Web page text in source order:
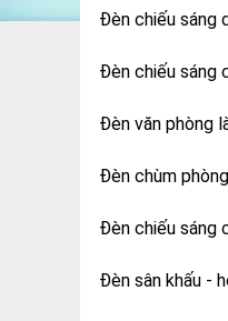
Đèn chiếu sáng
Đèn chiếu sáng
Đèn văn phòng
Đèn chùm
Đèn chiếu sáng
Đèn sân khấu -